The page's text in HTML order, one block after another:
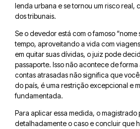
lenda urbana e se tornou um risco real,
dos tribunais.
Se o devedor está com o famoso “nome
tempo, aproveitando a vida com
em quitar suas dívidas, o juiz pode
passaporte. Isso não acontece de
contas atrasadas não significa que
do país, é uma restrição excepcional e
fundamentada.
Para aplicar essa medida, o magistrado
detalhadamente o caso e concluir que